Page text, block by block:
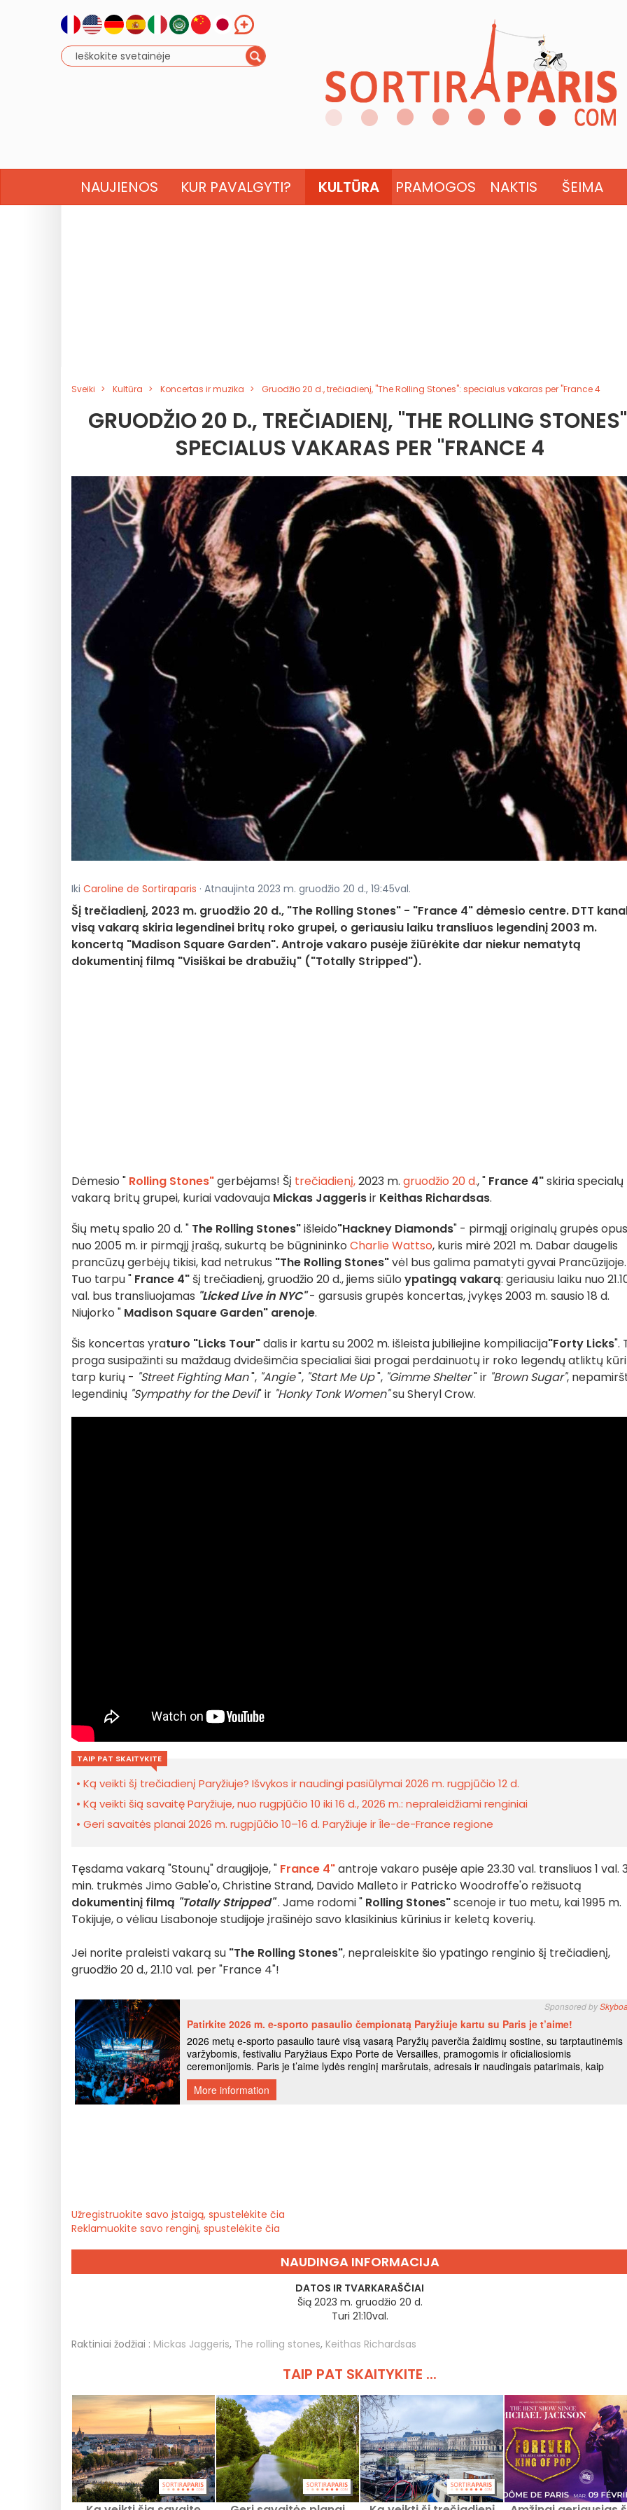
NAUJIENOS KUR PAVALGYTI? KULTŪRA PRAMOGOS NAKTIS ŠEIMA
Sveiki Kultūra Koncertas ir muzika Gruodžio 20 d., trečiadienį, "The Rolling Stones": specialus vakaras per "France 4
GRUODŽIO 20 D., TREČIADIENĮ, "THE ROLLING
SPECIALUS VAKARAS PER "FRANCE 4
Iki Caroline de Sortiraparis · Atnaujinta 2023 m. gruodžio 20 d., 19:45val.
Šį trečiadienį, 2023 m. gruodžio 20 d., "The Rolling Stones" - "France 4" dėmesio centre. DTT
visą vakarą skiria legendinei britų roko grupei, o geriausiu laiku transliuos legendinį 2003 m.
koncertą "Madison Square Garden". Antroje vakaro pusėje žiūrėkite dar niekur nematytą
dokumentinį filmą "Visiškai be drabužių" ("Totally Stripped").
Dėmesio " Rolling Stones"gerbėjams! Šį trečiadienį,2023 m. gruodžio 20 d., " France 4"skiria specialų
vakarą britų grupei, kuriai vadovauja Mickas Jaggerisir Keithas Richardsas.
Šių metų spalio 20 d. " The Rolling Stones"išleido"Hackney Diamonds" - pirmąjį originalų grupės
nuo 2005 m. ir pirmąjį įrašą, sukurtą be būgnininko Charlie Wattso, kuris mirė 2021 m. Dabar daugelis
prancūzų gerbėjų tikisi, kad netrukus "The Rolling Stones"vėl bus galima pamatyti gyvai Prancūzijoje.
Tuo tarpu " France 4" šį trečiadienį, gruodžio 20 d., jiems siūlo ypatingą vakarą: geriausiu laiku nuo
val. bus transliuojamas "Licked Live in NYC"- garsusis grupės koncertas, įvykęs 2003 m. sausio 18 d.
Niujorko " Madison Square Garden" arenoje.
Šis koncertas yraturo "Licks Tour"dalis ir kartu su 2002 m. išleista jubiliejine kompiliacija"Forty Licks".
proga susipažinti su maždaug dvidešimčia specialiai šiai progai perdainuotų ir roko legendų atliktų
tarp kurių - "Street Fighting Man", "Angie", "Start Me Up", "Gimme Shelter" ir "Brown Sugar",
legendinių "Sympathy for the Devil" ir "Honky Tonk Women"su Sheryl Crow.
TAIP PAT SKAITYKITE
Ką veikti šį trečiadienį Paryžiuje? Išvykos ir naudingi pasiūlymai 2026 m. rugpjūčio 12 d.
Ką veikti šią savaitę Paryžiuje, nuo rugpjūčio 10 iki 16 d., 2026 m.: nepraleidžiami renginiai
Geri savaitės planai 2026 m. rugpjūčio 10–16 d. Paryžiuje ir Île-de-France regione
Tęsdama vakarą "Stounų" draugijoje, " France 4"antroje vakaro pusėje apie 23.30 val. transliuos 1 val.
min. trukmės Jimo Gable'o, Christine Strand, Davido Malleto ir Patricko Woodroffe'o režisuotą
dokumentinį filmą "Totally Stripped". Jame rodomi " Rolling Stones"scenoje ir tuo metu, kai 1995 m.
Tokijuje, o vėliau Lisabonoje studijoje įrašinėjo savo klasikinius kūrinius ir keletą koverių.
Jei norite praleisti vakarą su "The Rolling Stones", nepraleiskite šio ypatingo renginio šį trečiadienį,
gruodžio 20 d., 21.10 val. per "France 4"!
Užregistruokite savo įstaigą, spustelėkite čia
Reklamuokite savo renginį, spustelėkite čia
NAUDINGA INFORMACIJA
DATOS IR TVARKARAŠČIAI
Šią 2023 m. gruodžio 20 d.
Turi 21:10val.
Raktiniai žodžiai : Mickas Jaggeris, The rolling stones, Keithas Richardsas
TAIP PAT SKAITYKITE ...